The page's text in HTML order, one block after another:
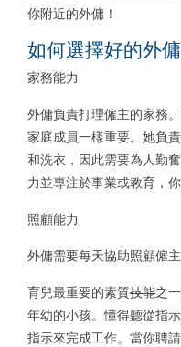
你附近的外傭！
如何選擇好的外
家務能力
外傭負責打理僱主的家務
家庭成員一樣重要。她負
和洗衣，因此需要為人勤
力並專注於事業或教育，
照顧能力
外傭需要每天協助照顧僱
育兒最重要的素質技能之
年幼的小孩。懂得聽從指
指示來完成工作。當你聘